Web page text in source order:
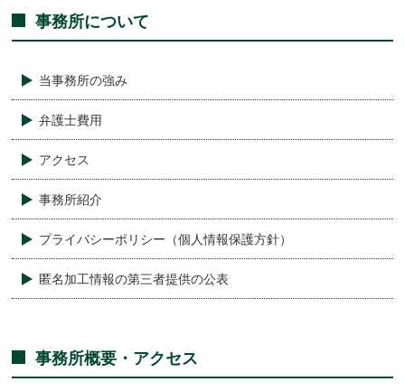
事務所について
当事務所の強み
弁護士費用
アクセス
事務所紹介
プライバシーポリシー（個人情報保護方針）
匿名加工情報の第三者提供の公表
事務所概要・アクセス